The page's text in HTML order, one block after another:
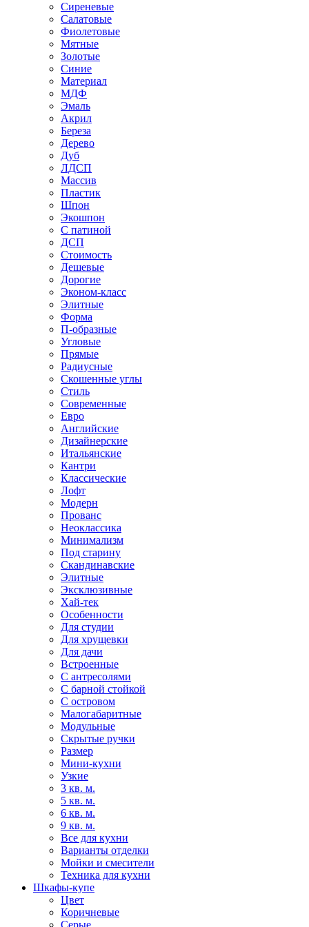
Сиреневые
Салатовые
Фиолетовые
Мятные
Золотые
Синие
Материал
МДФ
Эмаль
Акрил
Береза
Дерево
Дуб
ЛДСП
Массив
Пластик
Шпон
Экошпон
С патиной
ДСП
Стоимость
Дешевые
Дорогие
Эконом-класс
Элитные
Форма
П-образные
Угловые
Прямые
Радиусные
Скошенные углы
Стиль
Современные
Евро
Английские
Дизайнерские
Итальянские
Кантри
Классические
Лофт
Модерн
Прованс
Неоклассика
Минимализм
Под старину
Скандинавские
Элитные
Эксклюзивные
Хай-тек
Особенности
Для студии
Для хрущевки
Для дачи
Встроенные
С антресолями
С барной стойкой
С островом
Малогабаритные
Модульные
Скрытые ручки
Размер
Мини-кухни
Узкие
3 кв. м.
5 кв. м.
6 кв. м.
9 кв. м.
Все для кухни
Варианты отделки
Мойки и смесители
Техника для кухни
Шкафы-купе
Цвет
Коричневые
Серые